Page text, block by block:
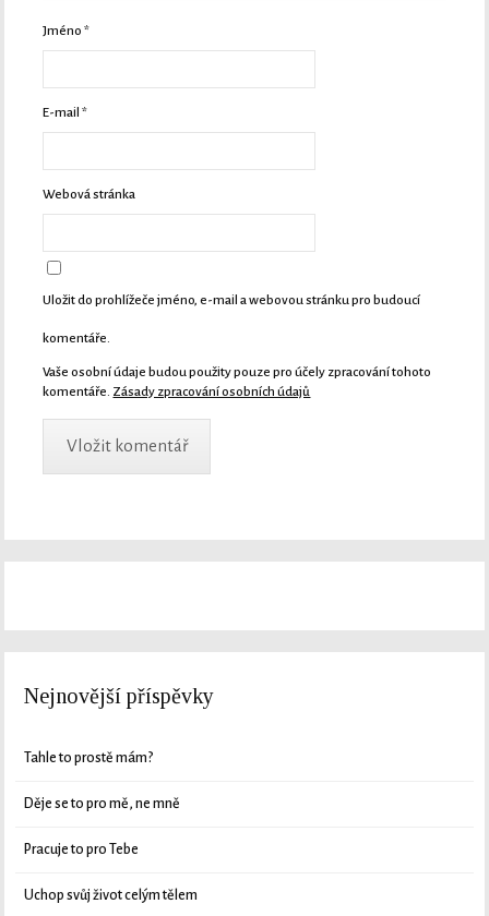
Jméno*
E-mail*
Webová stránka
Uložit do prohlížeče jméno, e-mail a webovou stránku pro budoucí
komentáře.
Vaše osobní údaje budou použity pouze pro účely zpracování tohoto
komentáře. Zásady zpracování osobních údajů
Nejnovější příspěvky
Tahle to prostě mám?
Děje se to pro mě, ne mně
Pracuje to pro Tebe
Uchop svůj život celým tělem